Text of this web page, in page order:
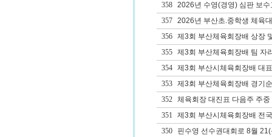
358
2026년 수영(경영) 심판 보
357
2026년 부산초.중학생 체육
356
제3회 부산체육회장배 상장
355
제3회 부산체육회장배 팀 자
354
제3회 부산시체육회장배 대
353
제3회 부산체육회장배 경기
352
체육회장 대진표 다음주 주중
351
제3회 부산시체육회장배 전
350
핀수영 선수권대회로 8월